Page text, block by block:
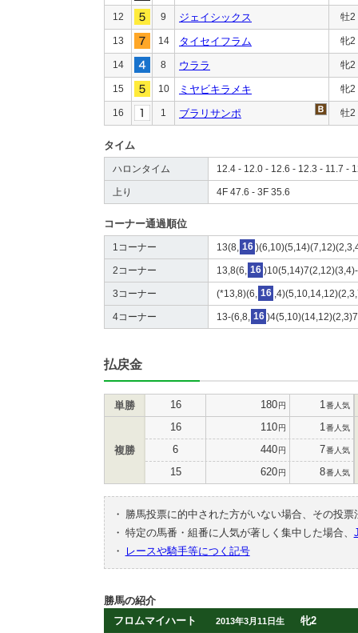
12 9 ジェイシックス 牡2
13 14 タイセイフラム 牝2
14 8 ウララ 牝2
15 10 ミヤビキラメキ 牝2
16 1 ブラリサンポ 牡2
タイム
ハロンタイム 12.4 - 12.0 - 12.6 - 12.3 - 11.7 -
上り 4F 47.6 - 3F 35.6
コーナー通過順位
1コーナー 13(8, 16
2コーナー 13,8(6, 16
3コーナー (*13,8)(6, 16
4コーナー 13-(6,8, 16
払戻金
単勝 16 180円 1 番人気
複勝
16 110円 1 番人気
6 440円 7番人気
15 620円 8番人気
・
勝馬投票に的中された方がいない場合、その投
・ 特定の馬番・組番に人気が著しく集中した場合、
・
レースや騎手等につく記号
勝馬の紹介
フロムマイハート
2013年3月11日生 牝2